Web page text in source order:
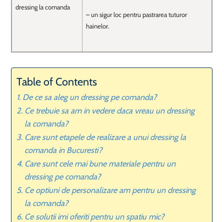
dressing la comanda
– un sigur loc pentru pastrarea tuturor
hainelor.
Table of Contents
De ce sa aleg un dressing pe comanda?
Ce trebuie sa am in vedere daca vreau un dressing
la comanda?
Care sunt etapele de realizare a unui dressing la
comanda in Bucuresti?
Care sunt cele mai bune materiale pentru un
dressing pe comanda?
Ce optiuni de personalizare am pentru un dressing
la comanda?
Ce solutii imi oferiti pentru un spatiu mic?